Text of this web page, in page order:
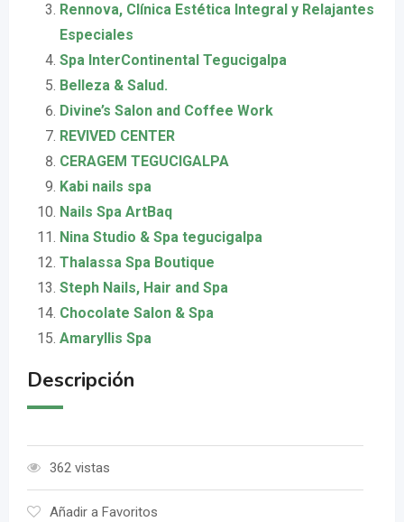
Rennova, Clínica Estética Integral y Relajantes
Especiales
Spa InterContinental Tegucigalpa
Belleza & Salud.
Divine’s Salon and Coffee Work
REVIVED CENTER
CERAGEM TEGUCIGALPA
Kabi nails spa
Nails Spa ArtBaq
Nina Studio & Spa tegucigalpa
Thalassa Spa Boutique
Steph Nails, Hair and Spa
Chocolate Salon & Spa
Amaryllis Spa
Descripción
362 vistas
Añadir a Favoritos